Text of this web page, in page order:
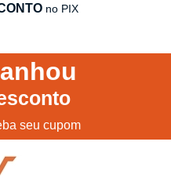
no PIX
seu cupom